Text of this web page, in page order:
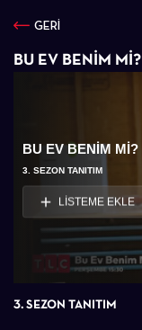
GERİ
BU EV BENIM MI?
BU EV BENIM MI?
3. SEZON TANITIM
LİSTEME EKLE
3. SEZON TANITIM